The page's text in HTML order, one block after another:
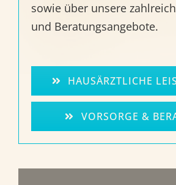
sowie über unsere
und Beratungsangebote.
HAUSÄRZTLICHE
VORSORGE &